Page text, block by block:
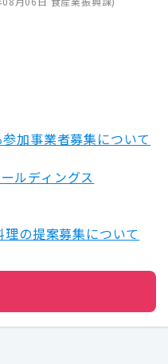
加事業者募集について
ルディングス
の提案募集について